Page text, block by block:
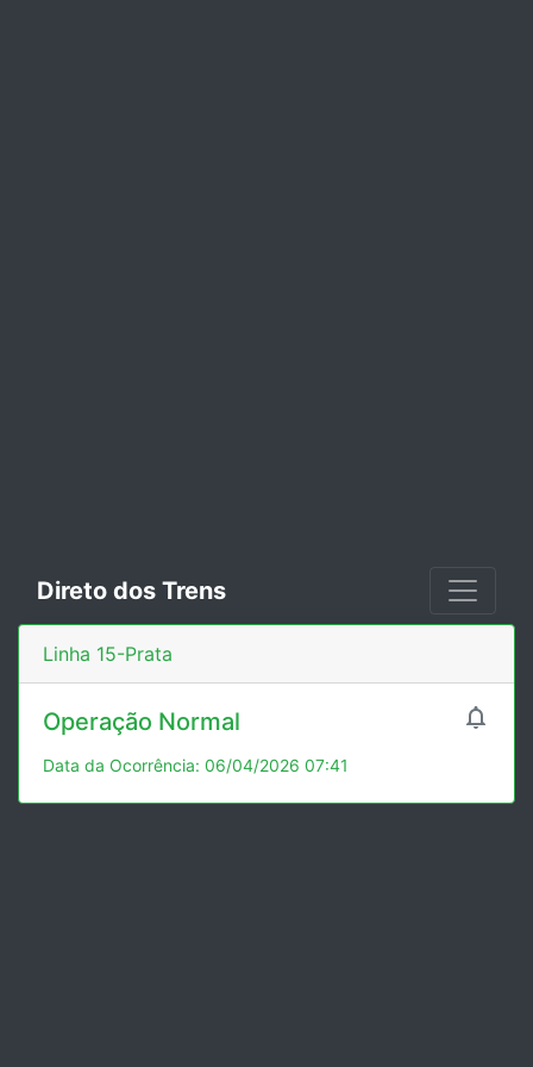
Direto dos Trens
Linha 15-Prata

Operação Normal
Data da Ocorrência: 06/04/2026 07:41